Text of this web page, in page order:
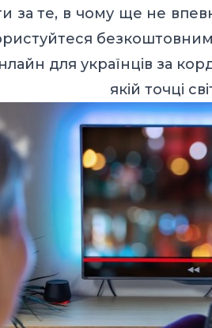
за те, в чому ще не
для українців за
якій точці